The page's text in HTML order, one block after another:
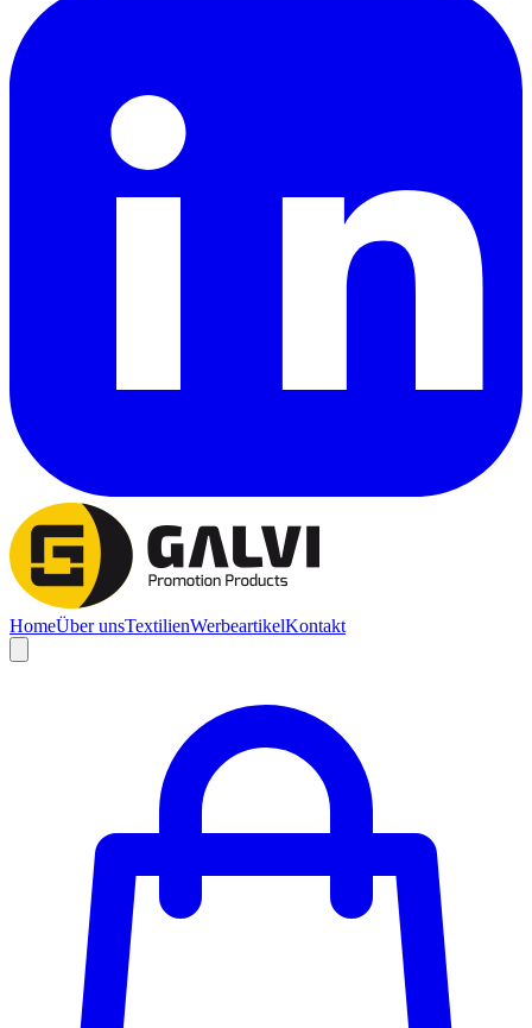
HomeÜber unsTextilienWerbeartikelKontakt